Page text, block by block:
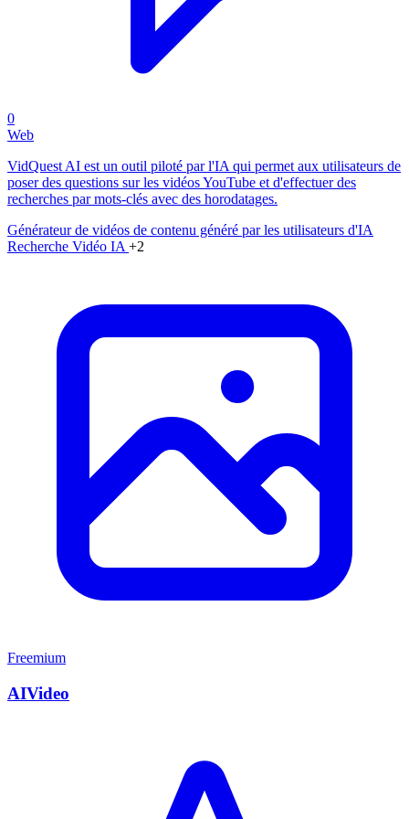
0
Web
VidQuest AI est un outil piloté par l'IA qui permet aux utilisateurs de
poser des questions sur les vidéos YouTube et d'effectuer des
recherches par mots-clés avec des horodatages.
Générateur de vidéos de contenu généré par les utilisateurs d'IA
Recherche Vidéo IA +2
Freemium
AIVideo